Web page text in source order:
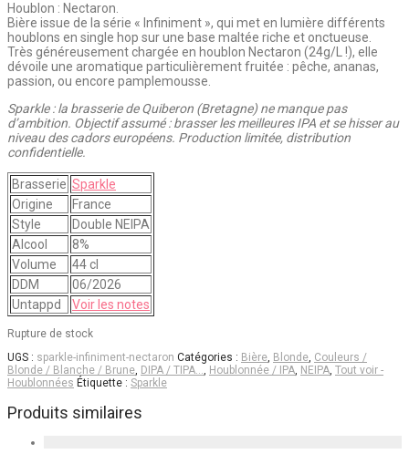
Houblon : Nectaron.
Bière issue de la série « Infiniment », qui met en lumière différents
houblons en single hop sur une base maltée riche et onctueuse.
Très généreusement chargée en houblon Nectaron (24g/L !), elle
dévoile une aromatique particulièrement fruitée : pêche, ananas,
passion, ou encore pamplemousse.
Sparkle : la brasserie de Quiberon (Bretagne) ne manque pas
d’ambition. Objectif assumé : brasser les meilleures IPA et se hisser au
niveau des cadors européens. Production limitée, distribution
confidentielle.
Brasserie Sparkle
Origine
France
Style
Double NEIPA
Alcool
8%
Volume
44 cl
DDM
06/2026
Untappd
Voir les notes
Rupture de stock
UGS : sparkle-infiniment-nectaron Catégories : Bière, Blonde, Couleurs /
Blonde / Blanche / Brune, DIPA / TIPA…, Houblonnée / IPA, NEIPA, Tout voir -
Houblonnées Étiquette : Sparkle
Produits similaires